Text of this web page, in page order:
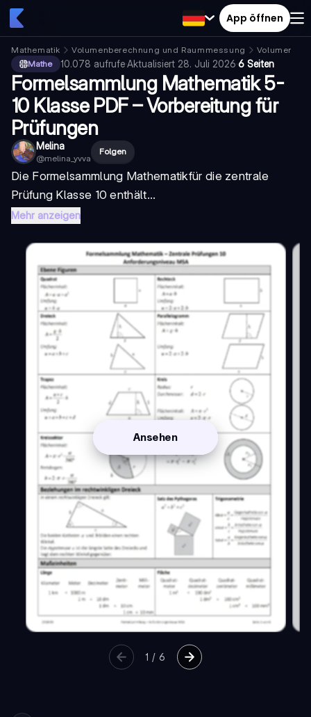
App öffnen
Mathematik Volumenberechnung und Raummessung
Mathe
10.078 aufrufe·Aktualisiert 28. Juli 2026·6 Seiten
Formelsammlung Mathematik 5-
10 Klasse PDF – Vorbereitung für
Prüfungen
Melina
@melina_yvva
Folgen
Die Formelsammlung Mathematikfür die zentrale
Prüfung Klasse 10 enthält...
Mehr anzeigen
Ansehen
1 /6